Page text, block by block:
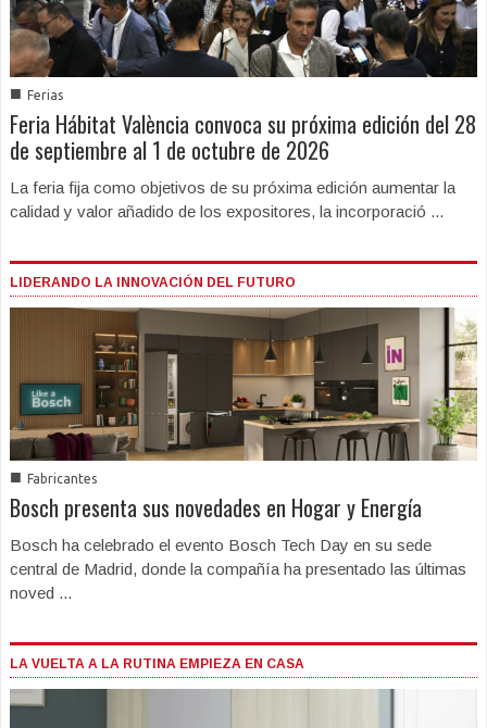
■ Ferias
Feria Hábitat València convoca su próxima edición del 28
de septiembre al 1 de octubre de 2026
La feria fija como objetivos de su próxima edición aumentar la
calidad y valor añadido de los expositores, la incorporació ...
LIDERANDO LA INNOVACIÓN DEL FUTURO
■ Fabricantes
Bosch presenta sus novedades en Hogar y Energía
Bosch ha celebrado el evento Bosch Tech Day en su sede
central de Madrid, donde la compañía ha presentado las últimas
noved ...
LA VUELTA A LA RUTINA EMPIEZA EN CASA